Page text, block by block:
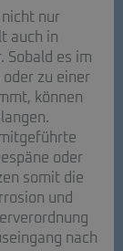
nur
auch in
Sobald es im
zu einer
können
oder
somit die
und
nach